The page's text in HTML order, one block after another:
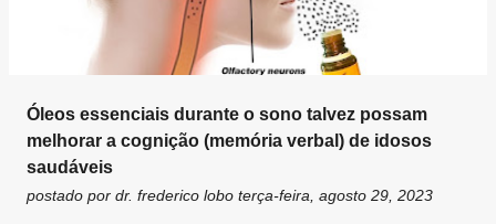
Óleos essenciais durante o sono talvez possam
melhorar a cognição (memória verbal) de idosos
saudáveis
postado por dr. frederico lobo terça-feira, agosto 29, 2023